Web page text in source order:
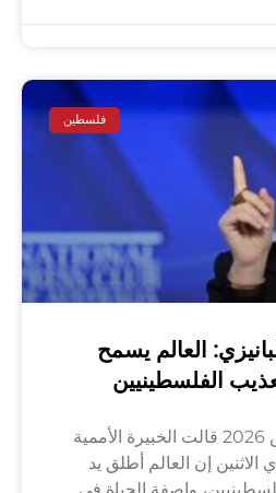
فلسطين
العالم يسمح
الفلسطينيين
مدار: 24 آذار/ مارس 2026 قالت الخبيرة الأممية
الاثنين إن العالم أطلق يد